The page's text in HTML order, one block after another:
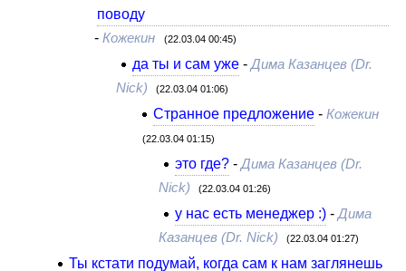
поводу
-Кожекин (22.03.04 00:45)
да ты и сам уже- Дима Казанцев (Dr.
Nick)
(22.03.04 01:06)
Странное предложение -Кожекин
(22.03.04 01:15)
это где?- Дима Казанцев (Dr.
Nick)
(22.03.04 01:26)
у нас есть менеджер :)- Дима
Казанцев (Dr. Nick)
(22.03.04 01:27)
Ты кстати подумай, когда сам к нам заглянешь